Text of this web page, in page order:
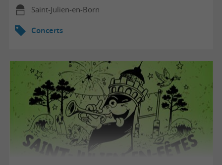
Saint-Julien-en-Born
Concerts